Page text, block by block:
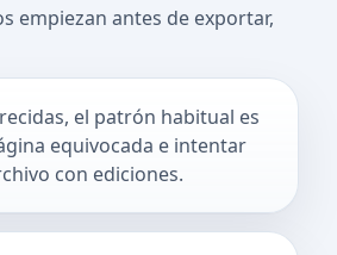
empiezan antes de exportar,
el patrón habitual es
equivocada e intentar
con ediciones.